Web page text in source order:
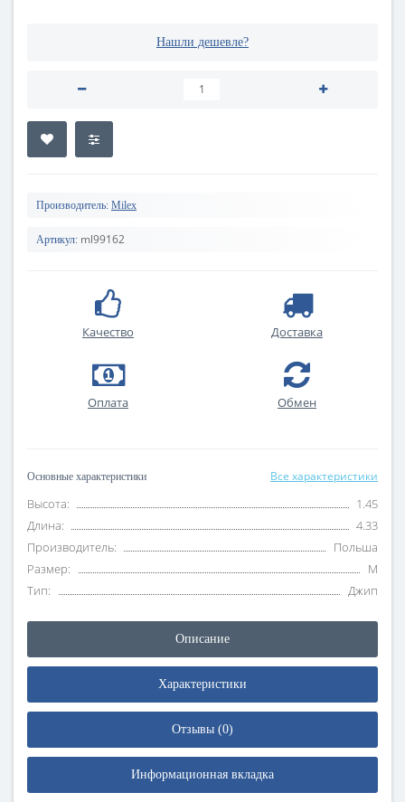
Нашли дешевле?
Производитель: Milex
Артикул: ml99162
Качество Доставка
Оплата Обмен
Основные характеристики Все характеристики
Высота:
1.45
Длина:
4.33
Производитель:
Польша
Размер:
M
Тип:
Джип
Описание
Характеристики
Отзывы (0)
Информационная вкладка